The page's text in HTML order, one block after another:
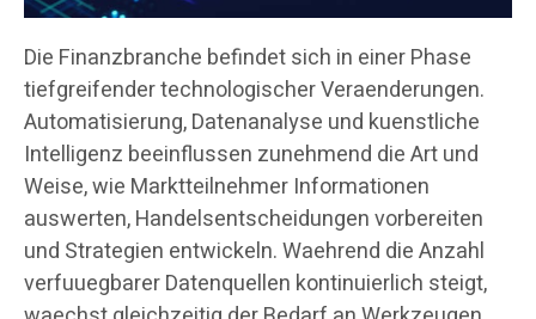
Die Finanzbranche befindet sich in einer Phase
tiefgreifender technologischer Veraenderungen.
Automatisierung, Datenanalyse und kuenstliche
Intelligenz beeinflussen zunehmend die Art und
Weise, wie Marktteilnehmer Informationen
auswerten, Handelsentscheidungen vorbereiten
und Strategien entwickeln. Waehrend die Anzahl
verfuuegbarer Datenquellen kontinuierlich steigt,